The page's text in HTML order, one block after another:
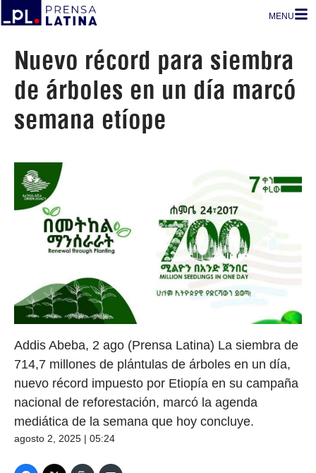
MENU
Nuevo récord para siembra
de árboles en un día marcó
semana etíope
Addis Abeba, 2 ago (Prensa Latina) La siembra de
714,7 millones de plántulas de árboles en un día,
nuevo récord impuesto por Etiopía en su campaña
nacional de reforestación, marcó la agenda
mediática de la semana que hoy concluye.
agosto 2, 2025 | 05:24